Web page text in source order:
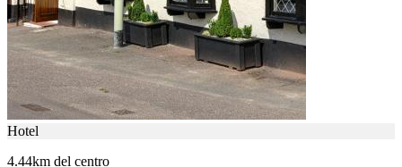
Hotel
4.44km del centro